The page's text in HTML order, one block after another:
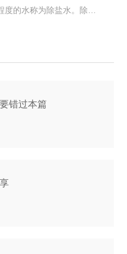
的水称为除盐水。除盐
，它是因水中含有一定
错过本篇